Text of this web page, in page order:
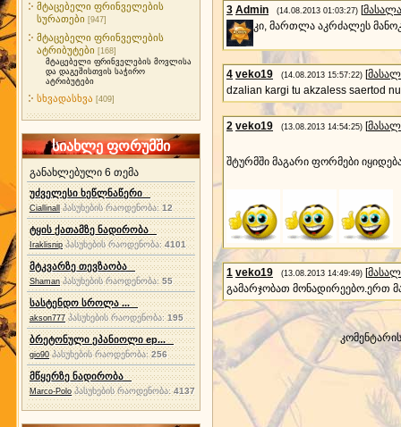
მტაცებელი ფრინველების
სურათები [947]
მტაცებელი ფრინველების
ატრიბუტები [168]
მტაცებელი ფრინველების მოვლისა
და დაგეშისთვის საჭირო
ატრიბუტები
სხვადასხვა [409]
სიახლე ფორუმში
განახლებული 6 თემა
უძველესი ხეწლნაწერი
Ciallinall პასუხების რაოდენობა:12
ტყის ქათამზე ნადირობა
Iraklisnip პასუხების რაოდენობა: 4101
მტკვარზე თევზაობა
Shaman პასუხების რაოდენობა:55
სასტენდო სროლა ...
akson777 პასუხების რაოდენობა:195
ბრეტონული ეპანიოლი ep...
gio90 პასუხების რაოდენობა:256
მწყერზე ნადირობა
Marco-Polo პასუხების რაოდენობა:4137
3 Admin (14.08.2013 01:03:27) [მასალა
კი, მართლა აკრძალეს
4 veko19 (14.08.2013 15:57:22) [
dzalian kargi tu akzaless saertod
2 veko19 (13.08.2013 14:54:25) [
შტურმში მაგარი ფორმები
1 veko19 (13.08.2013 14:49:49) [
გამარჯობათ მონადირეებო.ერთ